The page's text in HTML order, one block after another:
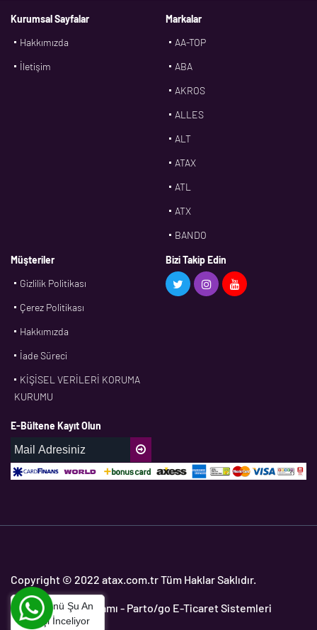
Bu Ürünü Şu An
1Kişi İnceliyor
Kurumsal Sayfalar
Hakkımızda
İletişim
Markalar
AA-TOP
ABA
AKROS
ALLES
ALT
ATAX
ATL
ATX
BANDO
BMS
CDF
DPH
ECOPARTS
Müşteriler
Gizlilik Politikası
Çerez Politikası
Hakkımızda
İade Süreci
KİŞİSEL VERİLERİ KORUMA
KURUMU
Bizi Takip Edin
E-Bültene Kayıt Olun
Copyright © 2022 atax.com.tr Tüm Haklar Saklıdır.
Yedek Parça Programı - Parto/go E-Ticaret Sistemleri